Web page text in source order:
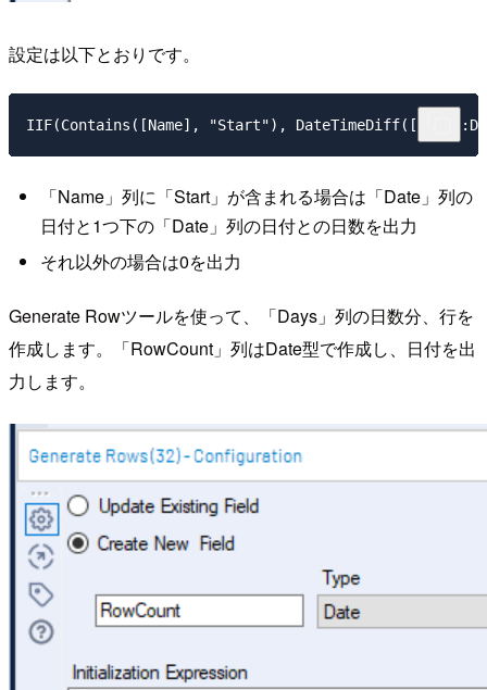
設定は以下とおりです。
IIF(Contains([Name], "Start"),
「Name」列に「Start」が含まれる場合は「Date」列の
日付と1つ下の「Date」列の日付との日数を出力
それ以外の場合は0を出力
Generate Rowツールを使って、「Days」列の日数分、行を
作成します。「RowCount」列はDate型で作成し、日付を出
力します。